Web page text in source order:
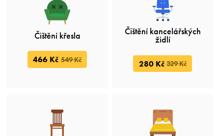
Čištění křesla
466 Kč 549 Kč
Čištění kancelářských
židlí
280 Kč 329 Kč